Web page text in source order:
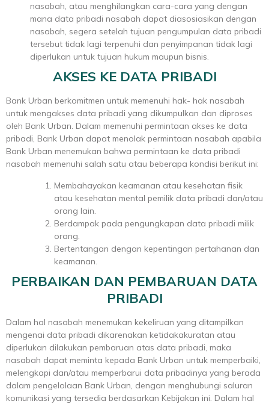
nasabah, atau menghilangkan cara-cara yang dengan
mana data pribadi nasabah dapat diasosiasikan dengan
nasabah, segera setelah tujuan pengumpulan data pribadi
tersebut tidak lagi terpenuhi dan penyimpanan tidak lagi
diperlukan untuk tujuan hukum maupun bisnis.
AKSES KE DATA PRIBADI
Bank Urban berkomitmen untuk memenuhi hak- hak nasabah
untuk mengakses data pribadi yang dikumpulkan dan diproses
oleh Bank Urban. Dalam memenuhi permintaan akses ke data
pribadi, Bank Urban dapat menolak permintaan nasabah apabila
Bank Urban menemukan bahwa permintaan ke data pribadi
nasabah memenuhi salah satu atau beberapa kondisi berikut ini:
Membahayakan keamanan atau kesehatan fisik
atau kesehatan mental pemilik data pribadi dan/atau
orang lain.
Berdampak pada pengungkapan data pribadi milik
orang.
Bertentangan dengan kepentingan pertahanan dan
keamanan.
PERBAIKAN DAN PEMBARUAN DATA
PRIBADI
Dalam hal nasabah menemukan kekeliruan yang ditampilkan
mengenai data pribadi dikarenakan ketidakakuratan atau
diperlukan dilakukan pembaruan atas data pribadi, maka
nasabah dapat meminta kepada Bank Urban untuk memperbaiki,
melengkapi dan/atau memperbarui data pribadinya yang berada
dalam pengelolaan Bank Urban, dengan menghubungi saluran
komunikasi yang tersedia berdasarkan Kebijakan ini. Dalam hal